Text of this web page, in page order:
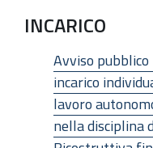
INCARICO
Avviso
incarico
lavoro
nella disciplina